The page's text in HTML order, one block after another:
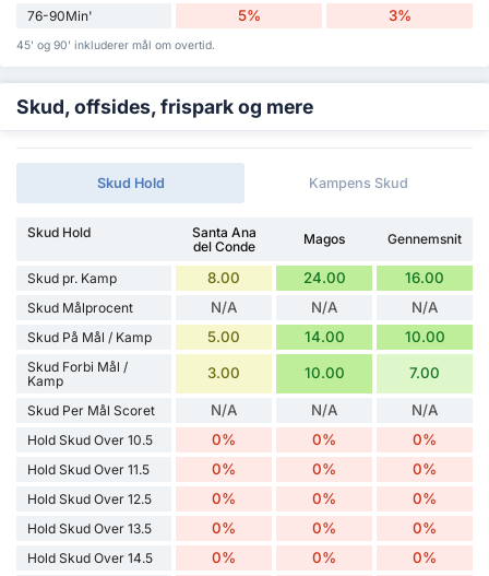
76-90Min' 5% 3%
45' og 90' inkluderer mål om overtid.
Skud, offsides, frispark og mere
Skud Hold Kampens Skud
Skud Hold
Santa Ana
del Conde
Magos Gennemsnit
Skud pr. Kamp 8.00 24.00 16.00
Skud Målprocent N/A N/A N/A
Skud På Mål / Kamp 5.00 14.00 10.00
Skud Forbi Mål /
Kamp
3.00 10.00 7.00
Skud Per Mål Scoret N/A N/A N/A
Hold Skud Over 10.5 0% 0% 0%
Hold Skud Over 11.5 0% 0% 0%
Hold Skud Over 12.5 0% 0% 0%
Hold Skud Over 13.5 0% 0% 0%
Hold Skud Over 14.5 0% 0% 0%